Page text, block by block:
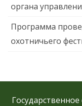
органа
Программа
охотничьего